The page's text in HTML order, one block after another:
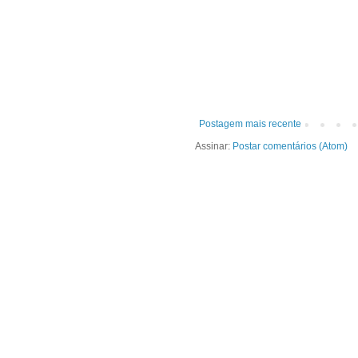
Postagem mais recente
Assinar: Postar comentários (Atom)